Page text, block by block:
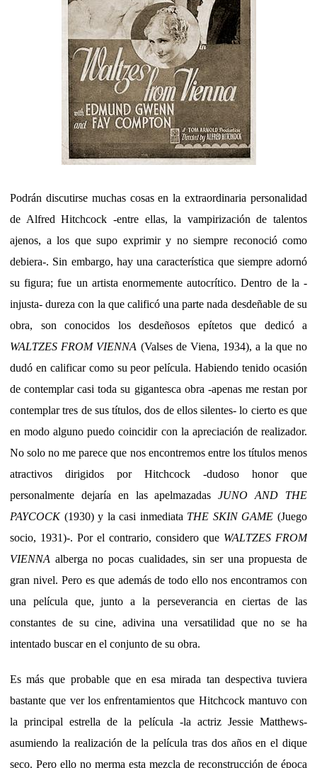
Podrán discutirse muchas cosas en la extraordinaria personalidad
de Alfred Hitchcock -entre ellas, la vampirización de talentos
ajenos, a los que supo exprimir y no siempre reconoció como
debiera-. Sin embargo, hay una característica que siempre adornó
su figura; fue un artista enormemente autocrítico. Dentro de la -
injusta- dureza con la que calificó una parte nada desdeñable de su
obra, son conocidos los desdeñosos epítetos que dedicó a
WALTZES FROM VIENNA (Valses de Viena, 1934), a la que no
dudó en calificar como su peor película. Habiendo tenido ocasión
de contemplar casi toda su gigantesca obra -apenas me restan por
contemplar tres de sus títulos, dos de ellos silentes- lo cierto es que
en modo alguno puedo coincidir con la apreciación de realizador.
No solo no me parece que nos encontremos entre los títulos menos
atractivos dirigidos por Hitchcock -dudoso honor que
personalmente dejaría en las apelmazadasJUNO AND THE
PAYCOCK(1930) y la casi inmediata THE SKIN GAME (Juego
socio, 1931)-. Por el contrario, considero que WALTZES FROM
VIENNA alberga no pocas cualidades, sin ser una propuesta de
gran nivel. Pero es que además de todo ello nos encontramos con
una película que, junto a la perseverancia en ciertas de las
constantes de su cine, adivina una versatilidad que no se ha
intentado buscar en el conjunto de su obra.
Es más que probable que en esa mirada tan despectiva tuviera
bastante que ver los enfrentamientos que Hitchcock mantuvo con
la principal estrella de la película -la actriz Jessie Matthews-
asumiendo la realización de la película tras dos años en el dique
seco. Pero ello no merma esta mezcla de reconstrucción de época